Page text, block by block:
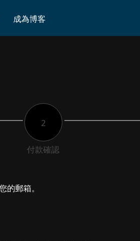
成為博客
2
付款確認
郵箱。